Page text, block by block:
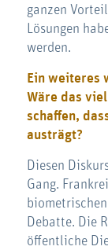
ganzen
Lösungen
werden.
Ein weiteres
Wäre das
schaffen,
austrägt?
Diesen
Gang.
Debatte. Die
öffentliche